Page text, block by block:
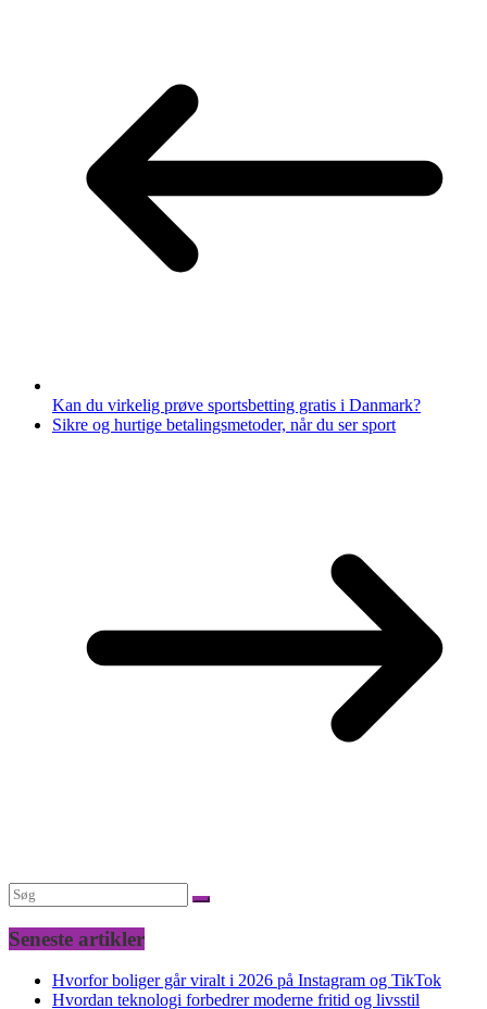
Kan du virkelig prøve sportsbetting gratis i Danmark?
Sikre og hurtige betalingsmetoder, når du ser sport
Seneste artikler
Hvorfor boliger går viralt i 2026 på Instagram og TikTok
Hvordan teknologi forbedrer moderne fritid og livsstil